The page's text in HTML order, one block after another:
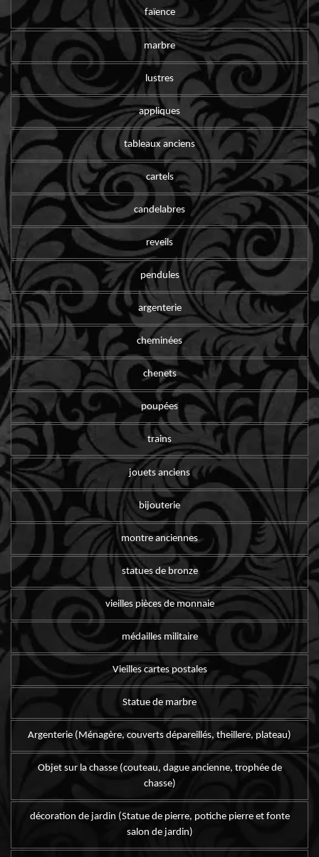
faïence
marbre
lustres
appliques
tableaux anciens
cartels
candelabres
reveils
pendules
argenterie
cheminées
chenets
poupées
trains
jouets anciens
bijouterie
montre anciennes
statues de bronze
vieilles pièces de monnaie
médailles militaire
Vieilles cartes postales
Statue de marbre
Argenterie (Ménagère, couverts dépareillés, theillere, plateau)
Objet sur la chasse (couteau, dague ancienne, trophée de
chasse)
décoration de jardin (Statue de pierre, potiche pierre et fonte
salon de jardin)